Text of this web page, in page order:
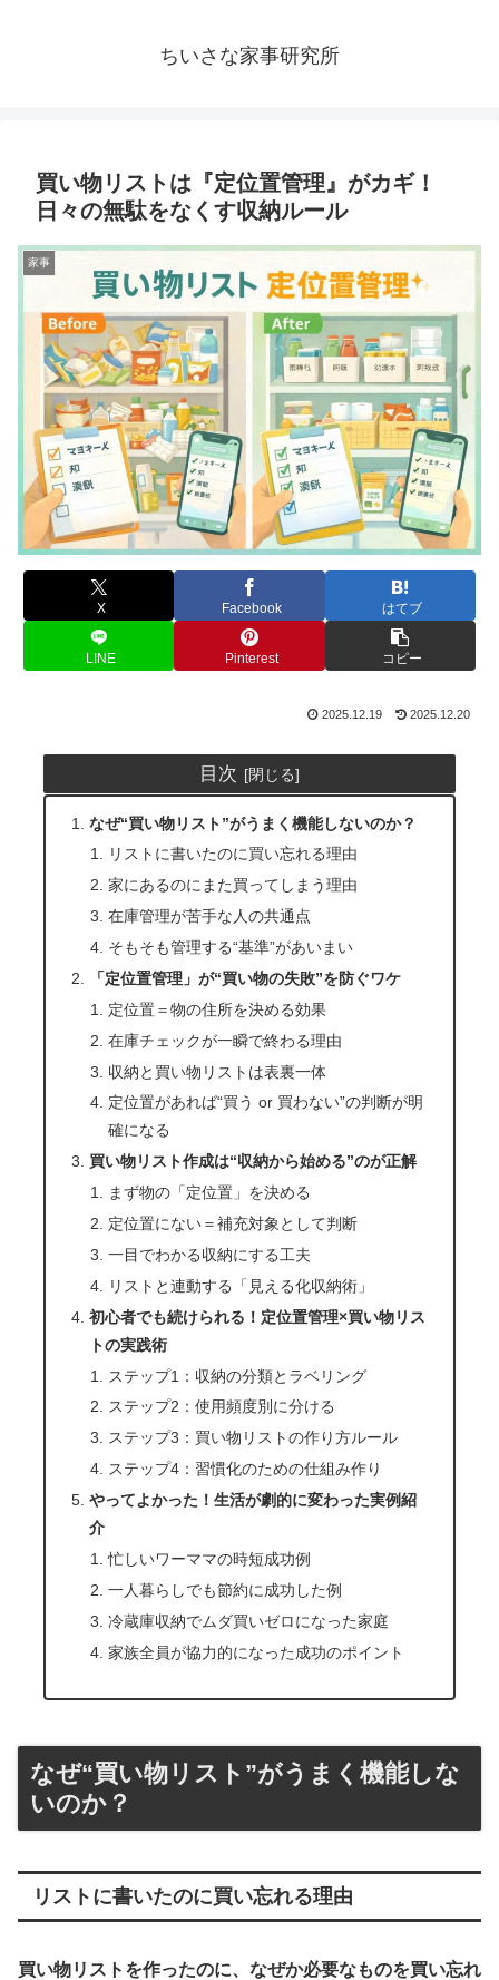
ちいさな家事研究所
買い物リストは『定位置管理』がカギ！
日々の無駄をなくす収納ルール
家事
X Facebook はてブ
LINE Pinterest コピー
2025.12.19 2025.12.20
目次
なぜ“買い物リスト”がうまく機能しないのか？
リストに書いたのに買い忘れる理由
家にあるのにまた買ってしまう理由
在庫管理が苦手な人の共通点
そもそも管理する“基準”があいまい
「定位置管理」が“買い物の失敗”を防ぐワケ
定位置＝物の住所を決める効果
在庫チェックが一瞬で終わる理由
収納と買い物リストは表裏一体
定位置があれば“買う or 買わない”の判断が明
確になる
買い物リスト作成は“収納から始める”のが正解
まず物の「定位置」を決める
定位置にない＝補充対象として判断
一目でわかる収納にする工夫
リストと連動する「見える化収納術」
初心者でも続けられる！定位置管理×買い物リス
トの実践術
ステップ1：収納の分類とラベリング
ステップ2：使用頻度別に分ける
ステップ3：買い物リストの作り方ルール
ステップ4：習慣化のための仕組み作り
やってよかった！生活が劇的に変わった実例紹
介
忙しいワーママの時短成功例
一人暮らしでも節約に成功した例
冷蔵庫収納でムダ買いゼロになった家庭
家族全員が協力的になった成功のポイント
なぜ“買い物リスト”がうまく機能しな
いのか？
リストに書いたのに買い忘れる理由
買い物リストを作ったのに、なぜか必要なものを買い忘れ